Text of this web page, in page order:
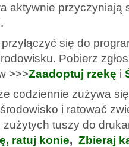
aktywnie przyczyniają
się do
Pobierz
>>>Zaadoptuj rzekę i
codziennie zużywa
i ratować
tuszy do
ratuj konie, Zbieraj